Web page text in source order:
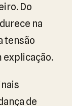
Do
na
tensão
explicação.
de